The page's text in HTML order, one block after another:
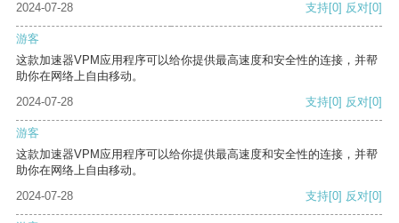
2024-07-28
支持[0] 反对[0]
游客
这款加速器VPM应用程序可以给你提供最高速度和安全性的连接，并帮
助你在网络上自由移动。
2024-07-28
支持[0] 反对[0]
游客
这款加速器VPM应用程序可以给你提供最高速度和安全性的连接，并帮
助你在网络上自由移动。
2024-07-28
支持[0] 反对[0]